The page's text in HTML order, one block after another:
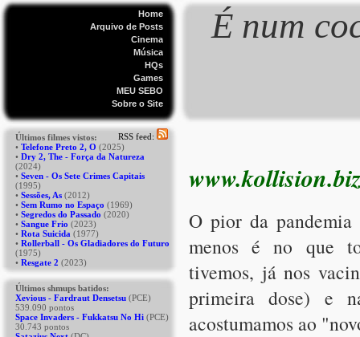
O pior da
menos é no que
tivemos, já nos
primeira dose) e
acostumamos ao
É num
Home
Arquivo de Posts
Cinema
Música
HQs
Games
MEU SEBO
Sobre o Site